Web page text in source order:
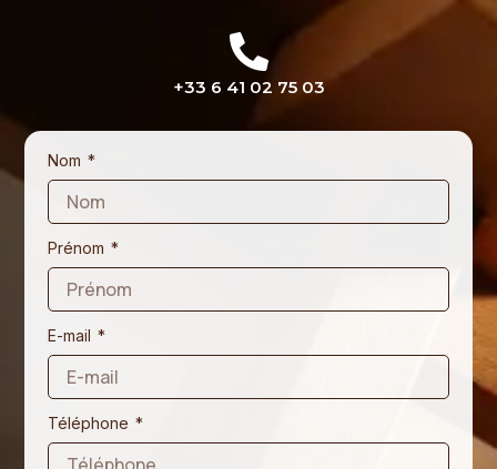
+33 6 41 02 75 03
Nom
Prénom
E-mail
Téléphone